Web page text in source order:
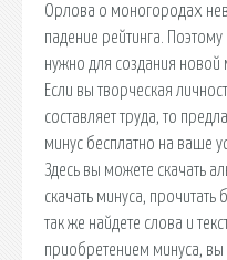
Орлова о моногородах
падение рейтинга.
нужно для создания новой
Если вы творческая
составляет труда, то
минус бесплатно на ваше
Здесь вы можете скачать
скачать минуса,
так же найдете слова и
приобретением минуса,